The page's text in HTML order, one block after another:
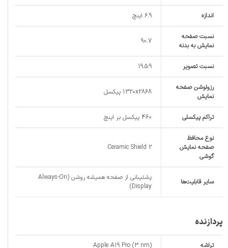
اندازه 6.9 اینچ
نسبت صفحه‌
نمایش به بدنه
90.7
نسبت تصویر 19.5:9
رزولوشن صفحه
نمایش
1320x2868 پیکسل
تراکم پیکسلی 460 پیکسل بر اینچ
نوع محافظ
صفحه نمایش
گوشی
Ceramic Shield 2
سایر قابلیت‌ها
پشتیبانی از صفحه همیشه روشن (Always-On
Display)
پردازنده
تراشه Apple A19 Pro (3 nm)